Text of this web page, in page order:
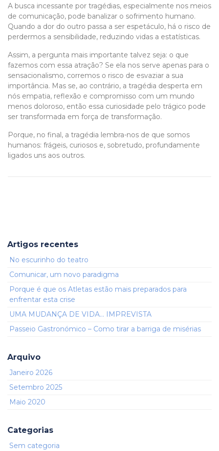
A busca incessante por tragédias, especialmente nos meios
de comunicação, pode banalizar o sofrimento humano.
Quando a dor do outro passa a ser espetáculo, há o risco de
perdermos a sensibilidade, reduzindo vidas a estatísticas.
Assim, a pergunta mais importante talvez seja: o que
fazemos com essa atração? Se ela nos serve apenas para o
sensacionalismo, corremos o risco de esvaziar a sua
importância. Mas se, ao contrário, a tragédia desperta em
nós empatia, reflexão e compromisso com um mundo
menos doloroso, então essa curiosidade pelo trágico pode
ser transformada em força de transformação.
Porque, no final, a tragédia lembra-nos de que somos
humanos: frágeis, curiosos e, sobretudo, profundamente
ligados uns aos outros.
Artigos recentes
No escurinho do teatro
Comunicar, um novo paradigma
Porque é que os Atletas estão mais preparados para
enfrentar esta crise
UMA MUDANÇA DE VIDA… IMPREVISTA
Passeio Gastronómico – Como tirar a barriga de misérias
Arquivo
Janeiro 2026
Setembro 2025
Maio 2020
Categorias
Sem categoria